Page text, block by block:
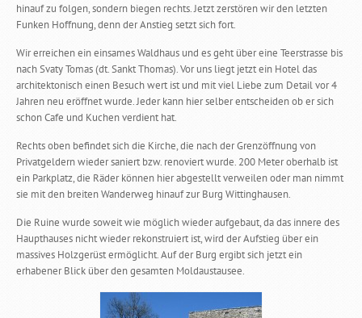
hinauf zu folgen, sondern biegen rechts. Jetzt zerstören wir den letzten
Funken Hoffnung, denn der Anstieg setzt sich fort.
Wir erreichen ein einsames Waldhaus und es geht über eine Teerstrasse bis
nach Svaty Tomas (dt. Sankt Thomas). Vor uns liegt jetzt ein Hotel das
architektonisch einen Besuch wert ist und mit viel Liebe zum Detail vor 4
Jahren neu eröffnet wurde. Jeder kann hier selber entscheiden ob er sich
schon Cafe und Kuchen verdient hat.
Rechts oben befindet sich die Kirche, die nach der Grenzöffnung von
Privatgeldern wieder saniert bzw. renoviert wurde. 200 Meter oberhalb ist
ein Parkplatz, die Räder können hier abgestellt verweilen oder man nimmt
sie mit den breiten Wanderweg hinauf zur Burg Wittinghausen.
Die Ruine wurde soweit wie möglich wieder aufgebaut, da das innere des
Haupthauses nicht wieder rekonstruiert ist, wird der Aufstieg über ein
massives Holzgerüst ermöglicht. Auf der Burg ergibt sich jetzt ein
erhabener Blick über den gesamten Moldaustausee.